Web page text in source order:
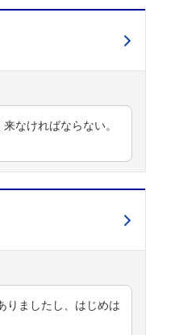
た
なければならない。
りましたし、はじめは